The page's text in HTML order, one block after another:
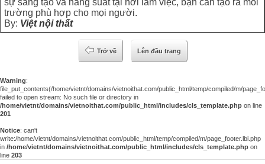
sự sáng tạo và năng suất tại nơi làm việc, bạn cần tạo ra môi
trường phù hợp cho mọi người.
By: Việt nội thất
Trở về Lên đầu trang
Warning:
file_put_contents(/home/vietnt/domains/vietnoithat.com/public_html/temp/compiled/m/
failed to open stream: No such file or directory in
/home/vietnt/domains/vietnoithat.com/public_html/includes/cls_template.php on line
201
Notice: can't
write:/home/vietnt/domains/vietnoithat.com/public_html/temp/compiled/m/page_footer.lbi.php
in /home/vietnt/domains/vietnoithat.com/public_html/includes/cls_template.php on
line 203